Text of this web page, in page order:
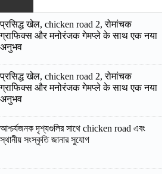
प्रसिद्ध खेल, chicken road 2, रोमांचक
ग्राफिक्स और मनोरंजक गेमप्ले के साथ एक नया
अनुभव
प्रसिद्ध खेल, chicken road 2, रोमांचक
ग्राफिक्स और मनोरंजक गेमप्ले के साथ एक नया
अनुभव
আশ্চর্যজনক দৃশ্যগুলির সাথে chicken road এবং
স্থানীয় সংস্কৃতি জানার সুযোগ